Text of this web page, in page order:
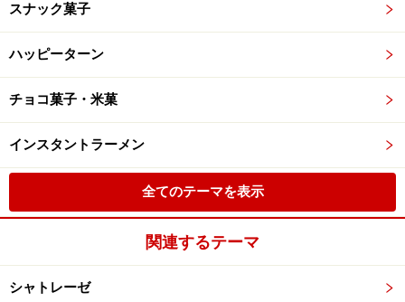
スナック菓子
ハッピーターン
チョコ菓子・米菓
インスタントラーメン
全てのテーマを表示
関連するテーマ
シャトレーゼ